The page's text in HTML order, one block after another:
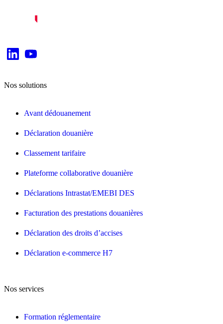
Nos solutions
Avant dédouanement
Déclaration douanière
Classement tarifaire
Plateforme collaborative douanière
Déclarations Intrastat/EMEBI DES
Facturation des prestations douanières
Déclaration des droits d’accises
Déclaration e-commerce H7
Nos services
Formation réglementaire